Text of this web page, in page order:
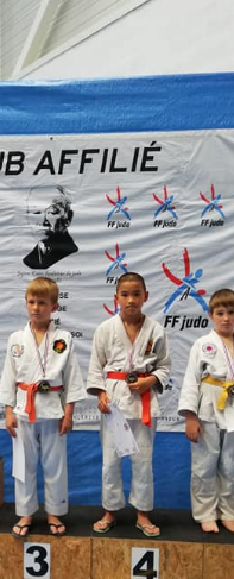
Historique 2018/2019
Historique 2017-2018
Historique 2016-2017
Historique 2015-2016